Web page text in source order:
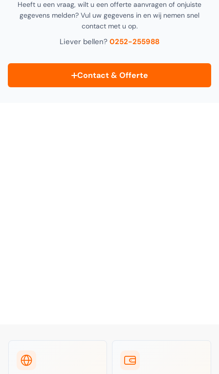
Heeft u een vraag, wilt u een offerte aanvragen of onjuiste
gegevens melden? Vul uw gegevens in en wij nemen snel
contact met u op.
Liever bellen? 0252-255988
Contact & Offerte